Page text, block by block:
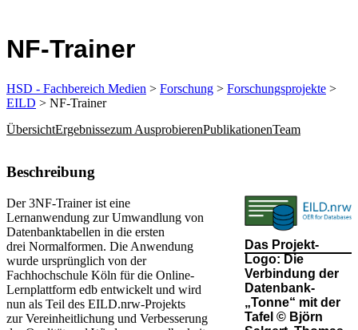
NF-Trainer
HSD - Fachbereich Medien > Forschung > Forschungsprojekte >
EILD > NF-Trainer
ÜbersichtErgebnissezum AusprobierenPublikationenTeam
​​​​​​​​​​​​​​​​​​​​​​​​​​​​​​Beschreibung
Der 3NF-Trainer ist eine
Lernanwendung zur Umwandlung von
Datenbanktabellen in die ersten
drei Normalformen. Die Anwendung
wurde ursprünglich von der
Fachhochschule Köln für die Online-
Lernplattform edb entwickelt und wird
nun als Teil des EILD.nrw-Projekts
zur Vereinheitlichung und Verbesserung
Das Projekt-
Logo: Die
Verbindung der
Datenbank-
„Tonne“ mit der
Tafel​​ © Björn